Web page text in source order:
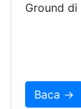
Ground di
Baca →